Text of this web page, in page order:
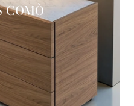
COMÒ